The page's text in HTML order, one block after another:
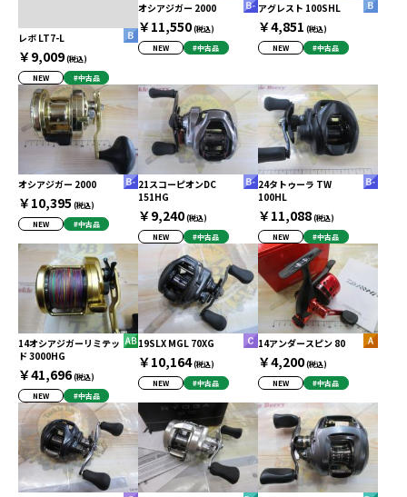
レボ LT7-L
￥9,009(税込)
NEW
#中古品
オシアジガー 2000
￥11,550(税込)
NEW
#中古品
アグレスト 100SHL
￥4,851 (税込)
NEW
#中古品
オシアジガー 2000
￥10,395 (税込)
NEW
#中古品
21スコーピオンDC
151HG
￥9,240(税込)
NEW
#中古品
24タトゥーラ TW
100HL
￥11,088(税込)
NEW
#中古品
14オシアジガーリミテッ
ド 3000HG
￥41,696(税込)
NEW
#中古品
19SLX MGL 70XG
￥10,164(税込)
NEW
#中古品
14アンダースピン 80
￥4,200(税込)
NEW
#中古品